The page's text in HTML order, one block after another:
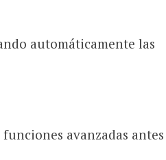
automáticamente las
avanzadas antes